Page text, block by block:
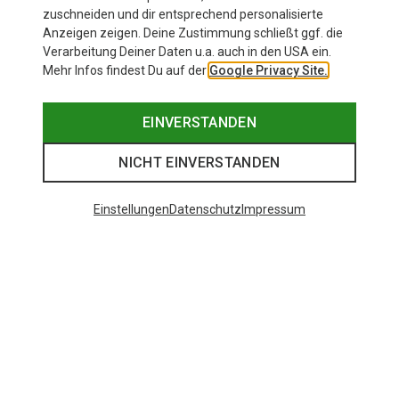
99,95 €
zuschneiden und dir entsprechend personalisierte
Anzeigen zeigen. Deine Zustimmung schließt ggf. die
Verarbeitung Deiner Daten u.a. auch in den USA ein.
Mehr Infos findest Du auf der Google Privacy Site.
EINVERSTANDEN
NICHT EINVERSTANDEN
EinstellungenDatenschutz Impressum